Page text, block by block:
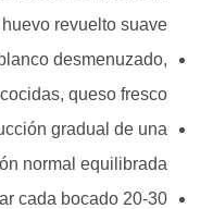
huevo revuelto suave.
desmenuzado,
queso fresco.
gradual de una
normal equilibrada.
cada bocado 20-30